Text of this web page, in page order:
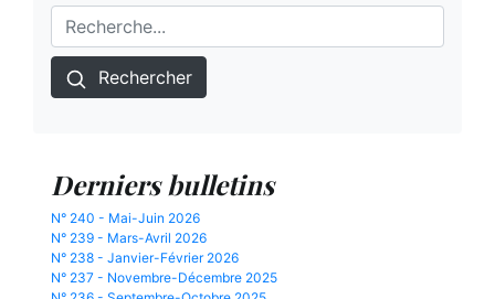
Rechercher
Derniers bulletins
N° 240 - Mai-Juin 2026
N° 239 - Mars-Avril 2026
N° 238 - Janvier-Février 2026
N° 237 - Novembre-Décembre 2025